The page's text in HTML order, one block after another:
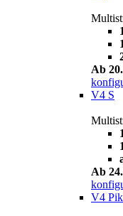
Ab
V4 S
Ab
V4